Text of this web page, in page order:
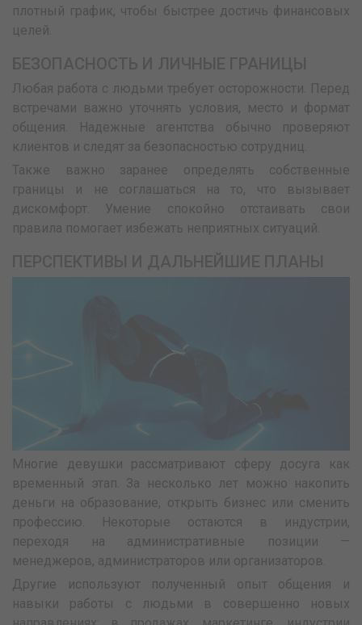
плотный график, чтобы быстрее достичь финансовых
целей.
Любая работа с людьми требует осторожности. Перед
встречами важно уточнять условия, место и формат
общения. Надежные агентства обычно проверяют
клиентов и следят за безопасностью сотрудниц.
Также важно заранее определять собственные
границы и не соглашаться на то, что вызывает
дискомфорт. Умение спокойно отстаивать свои
правила помогает избежать неприятных ситуаций.
Многие девушки рассматривают сферу досуга как
временный этап. За несколько лет можно накопить
деньги на образование, открыть бизнес или сменить
профессию. Некоторые остаются в индустрии,
переходя на административные позиции —
менеджеров, администраторов или организаторов.
Другие используют полученный опыт общения и
навыки работы с людьми в совершенно новых